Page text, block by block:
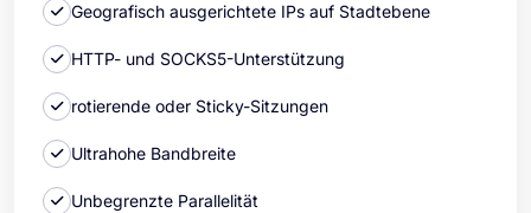
Geografisch ausgerichtete IPs auf Stadtebene
HTTP- und SOCKS5-Unterstützung
rotierende oder Sticky-Sitzungen
Ultrahohe Bandbreite
Unbegrenzte Parallelität